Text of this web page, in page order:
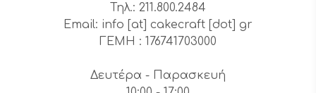
Τηλ.: 211.800.2484
Email: info [at] cakecraft [dot] gr
ΓΕΜΗ : 176741703000
Δευτέρα - Παρασκευή